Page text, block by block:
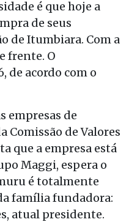
é que hoje a
de seus
de Itumbiara. Com a
frente. O
de acordo com o
empresas de
Comissão de Valores
que a empresa está
Maggi, espera o
é totalmente
família fundadora:
atual presidente.